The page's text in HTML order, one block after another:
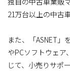
21万台以上の中古
また、「ASNET
やPCソフトウェ
じて、小売りサポ